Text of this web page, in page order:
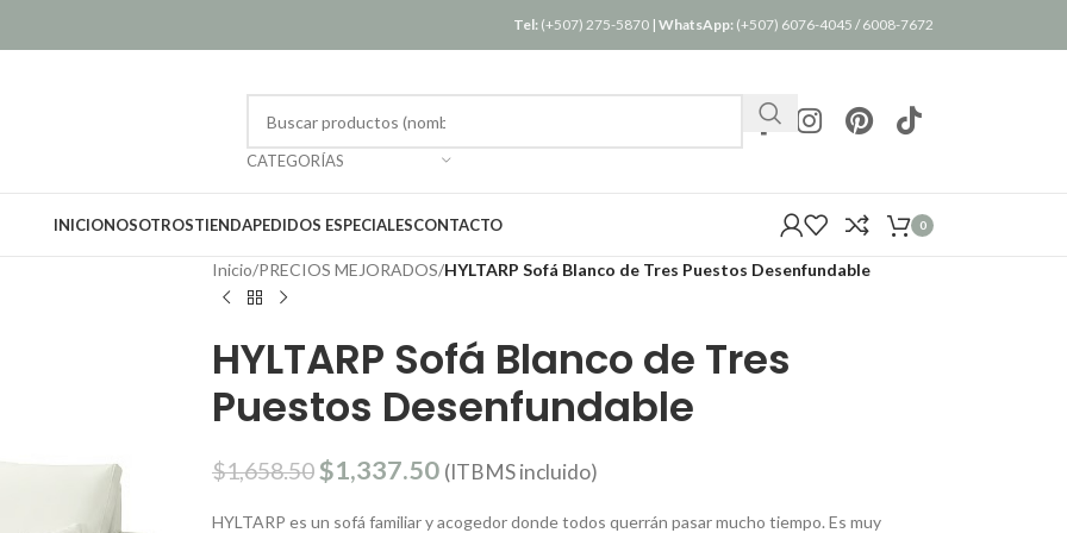
Tel: (+507) 275-5870 | WhatsApp: (+507) 6076-4045 /6008-7672
CATEGORÍAS
INICIONOSOTROSTIENDAPEDIDOS ESPECIALESCONTACTO 0
Inicio/PRECIOS MEJORADOS/HYLTARP Sofá Blanco de Tres Puestos Desenfundable
HYLTARP Sofá Blanco de Tres
Puestos Desenfundable
$1,658.50$1,337.50 (ITBMS incluido)
HYLTARP es un sofá familiar y acogedor donde todos querrán pasar mucho tiempo. Es muy